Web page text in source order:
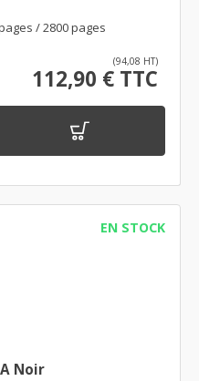
/ 2800 pages
(94,08 HT)
112,90 € TTC
EN STOCK
Noir